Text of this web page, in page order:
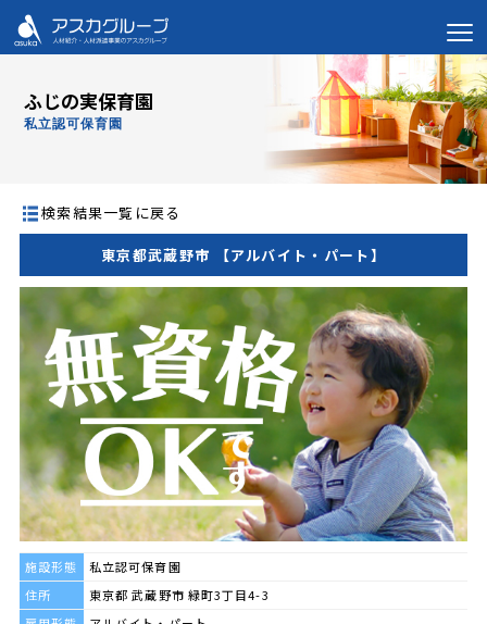
ふじの実保育園
私立認可保育園
検索結果一覧に戻る
東京都武蔵野市 【アルバイト・パート】
施設形態
私立認可保育園
住所
東京都 武蔵野市 緑町3丁目4-3